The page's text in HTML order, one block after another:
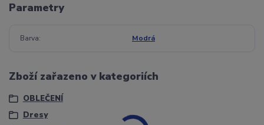
Parametry
Barva Modrá
Zboží zařazeno v kategoriích
OBLEČENÍ
Dresy